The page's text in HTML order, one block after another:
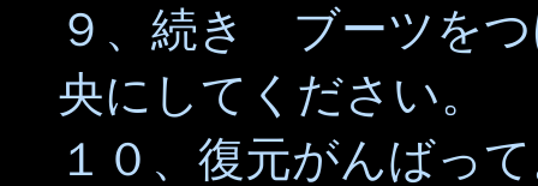
９、続き ブーツを
央にしてください。
１０、復元がんばっ